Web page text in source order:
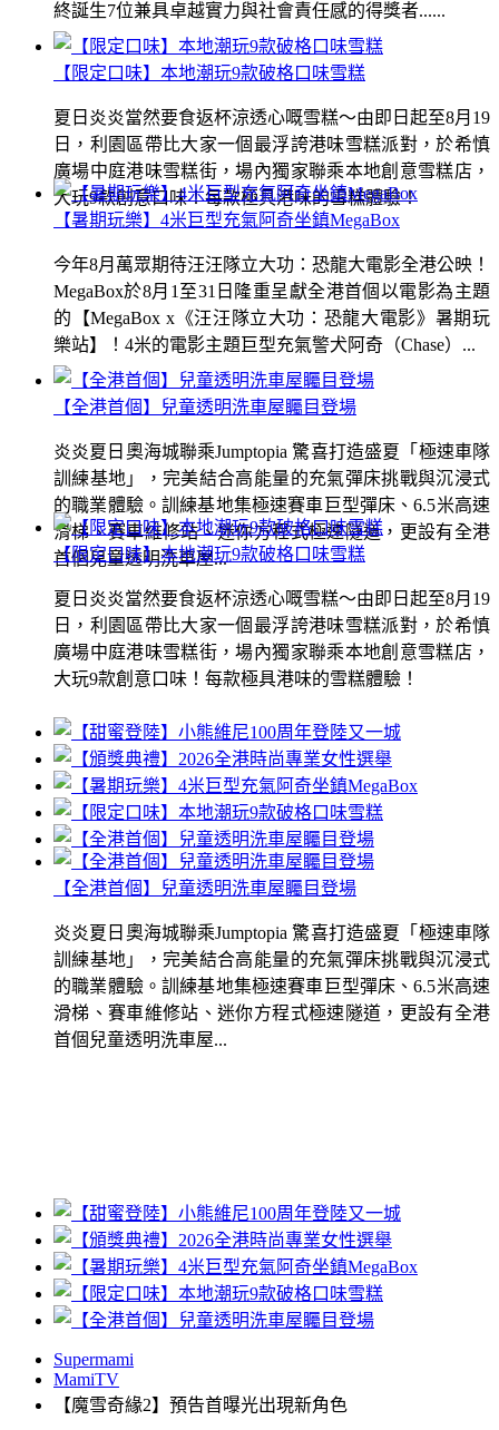
【限定口味】本地潮玩9款破格口味雪糕
夏日炎炎當然要食返杯涼透心嘅雪糕～由即日起至8月19
日，利園區帶比大家一個最浮誇港味雪糕派對，於希慎
廣場中庭港味雪糕街，場內獨家聯乘本地創意雪糕店，
大玩9款創意口味！每款極具港味的雪糕體驗！
【全港首個】兒童透明洗車屋矚目登場
炎炎夏日奧海城聯乘Jumptopia 驚喜打造盛夏「極速車隊
訓練基地」，完美結合高能量的充氣彈床挑戰與沉浸式
的職業體驗。訓練基地集極速賽車巨型彈床、6.5米高速
滑梯、賽車維修站、迷你方程式極速隧道，更設有全港
首個兒童透明洗車屋...
終誕生7位兼具卓越實力與社會責任感的得獎者......
【暑期玩樂】4米巨型充氣阿奇坐鎮MegaBox
今年8月萬眾期待汪汪隊立大功：恐龍大電影全港公映！
MegaBox於8月1至31日隆重呈獻全港首個以電影為主題
的【MegaBox x《汪汪隊立大功：恐龍大電影》暑期玩
樂站】！4米的電影主題巨型充氣警犬阿奇（Chase）...
【限定口味】本地潮玩9款破格口味雪糕
夏日炎炎當然要食返杯涼透心嘅雪糕～由即日起至8月19
日，利園區帶比大家一個最浮誇港味雪糕派對，於希慎
廣場中庭港味雪糕街，場內獨家聯乘本地創意雪糕店，
大玩9款創意口味！每款極具港味的雪糕體驗！
【全港首個】兒童透明洗車屋矚目登場
炎炎夏日奧海城聯乘Jumptopia 驚喜打造盛夏「極速車隊
訓練基地」，完美結合高能量的充氣彈床挑戰與沉浸式
的職業體驗。訓練基地集極速賽車巨型彈床、6.5米高速
滑梯、賽車維修站、迷你方程式極速隧道，更設有全港
首個兒童透明洗車屋...
Supermami
MamiTV
【魔雪奇緣2】預告首曝光出現新角色